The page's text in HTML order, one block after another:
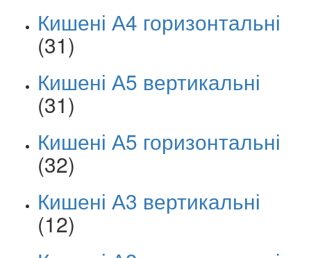
Кишені А4 горизонтальні
(31)
Кишені А5 вертикальні
(31)
Кишені А5 горизонтальні
(32)
Кишені А3 вертикальні
(12)